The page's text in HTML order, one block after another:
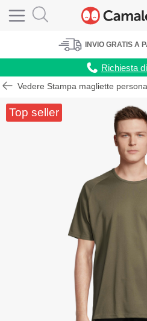
INVIO GRATIS A
Richiesta
Vedere Stampa magliette
Top seller